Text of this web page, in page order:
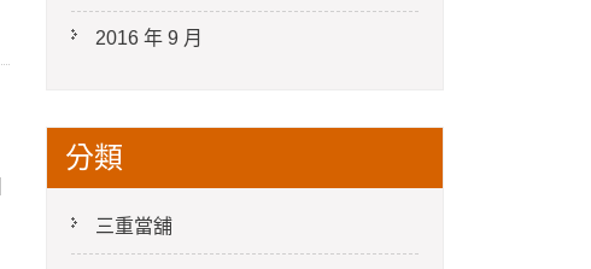
2016 年 9 月
分類
三重當舖